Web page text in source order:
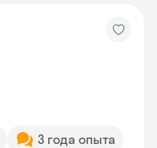
3 года опыта